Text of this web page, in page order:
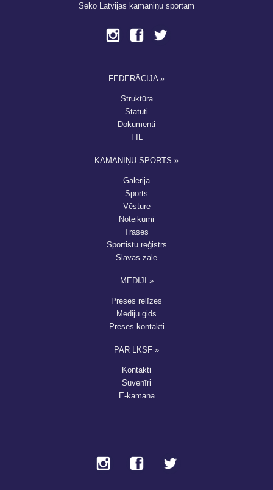
Seko Latvijas kamaniņu sportam
FEDERĀCIJA »
Struktūra
Statūti
Dokumenti
FIL
KAMANIŅU SPORTS »
Galerija
Sports
Vēsture
Noteikumi
Trases
Sportistu reģistrs
Slavas zāle
MEDIJI »
Preses relīzes
Mediju gids
Preses kontakti
PAR LKSF »
Kontakti
Suvenīri
E-kamana